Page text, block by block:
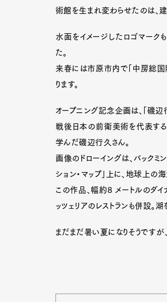
術館を生まれ変わらせたのは、
水面をイメージしたロゴマーク
た。
来春には市原市内で「中房総国
ります。
オープニング記念企画は、「磯辺
戦後日本の前衛美術を代表する
学んだ磯辺行久さん。
画像のドローイングは、バック
ション・マップ」上に、地球上の
この作品、幅約8 メートルのダイ
ッツェリアのレストランも併設。
まだまだ暑い夏になりそうですが